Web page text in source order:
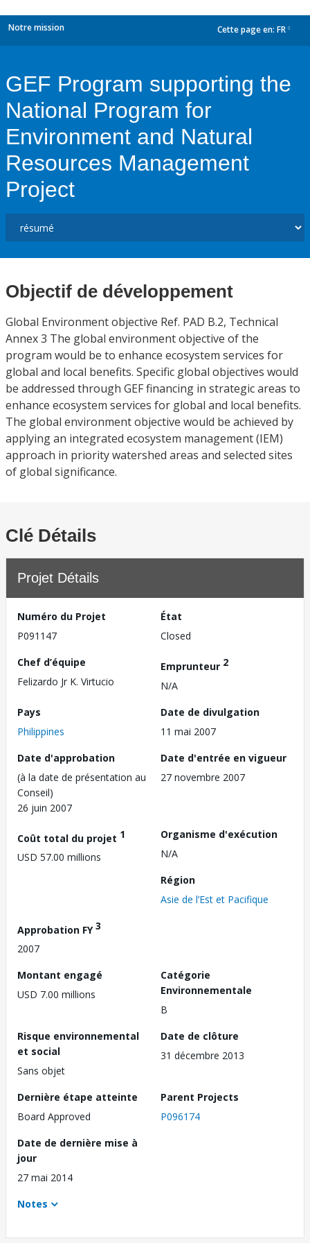
Notre mission Cette page en: FR
GEF Program supporting the
National Program for
Environment and Natural
Resources Management
Project
Objectif de développement
Global Environment objective Ref. PAD B.2, Technical
Annex 3 The global environment objective of the
program would be to enhance ecosystem services for
global and local benefits. Specific global objectives would
be addressed through GEF financing in strategic areas to
enhance ecosystem services for global and local benefits.
The global environment objective would be achieved by
applying an integrated ecosystem management (IEM)
approach in priority watershed areas and selected sites
of global significance.
Clé Détails
Projet Détails
Numéro du Projet
P091147
État
Closed
Chef d’équipe
Felizardo Jr K. Virtucio
Emprunteur 2
N/A
Pays
Philippines
Date de divulgation
11 mai 2007
Date d'approbation
(à la date de présentation au
Conseil)
26 juin 2007
Date d'entrée en vigueur
27 novembre 2007
Coût total du projet 1
USD 57.00 millions
Organisme d'exécution
N/A
Région
Asie de l’Est et Pacifique
Approbation FY3
2007
Montant engagé
USD 7.00 millions
Catégorie
Environnementale
B
Risque environnemental
et social
Sans objet
Date de clôture
31 décembre 2013
Dernière étape atteinte
Board Approved
Parent Projects
P096174
Date de dernière mise à
jour
27 mai 2014
Notes